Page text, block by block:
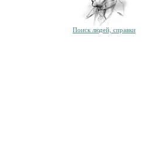
Поиск людей, справки